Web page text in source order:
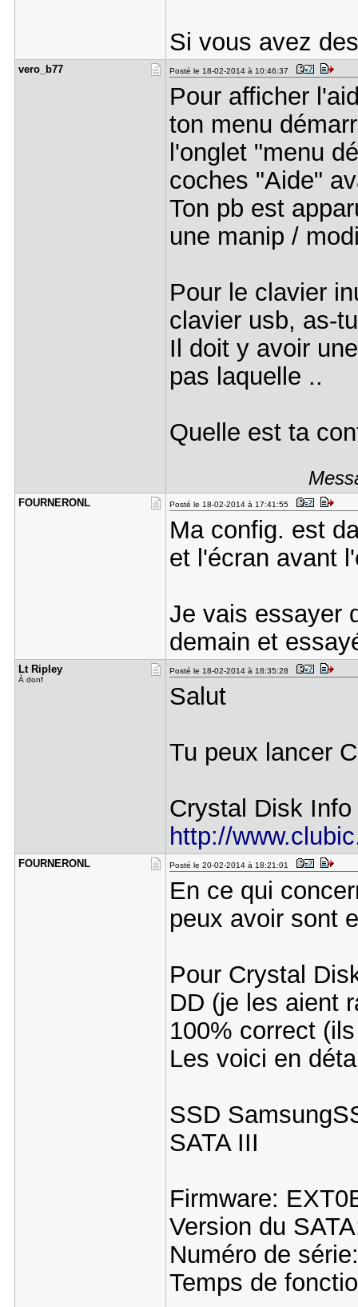
Si vous avez
vero_b77 Posté le 18-02-2014 à 10:46:37
Pour afficher
ton menu
l'onglet "menu
coches "Aide"
Ton pb est
une manip /
Pour le clavier
clavier usb, as-
Il doit y avoir
pas laquelle ..
Quelle est ta
FOURNERONL Posté le 18-02-2014 à 17:41:55
Ma config. est
et l'écran avant
Je vais essayer
demain et
Lt Ripley
À donf
Posté le 18-02-2014 à 18:35:28
Salut
Tu peux lancer
Crystal Disk Info
http://
FOURNERONL Posté le 20-02-2014 à 18:21:01
En ce qui
peux avoir sont
Pour Crystal
DD (je les aient
100% correct
Les voici en
SSD
SATA III
Firmware:
Version du
Numéro de
Temps de